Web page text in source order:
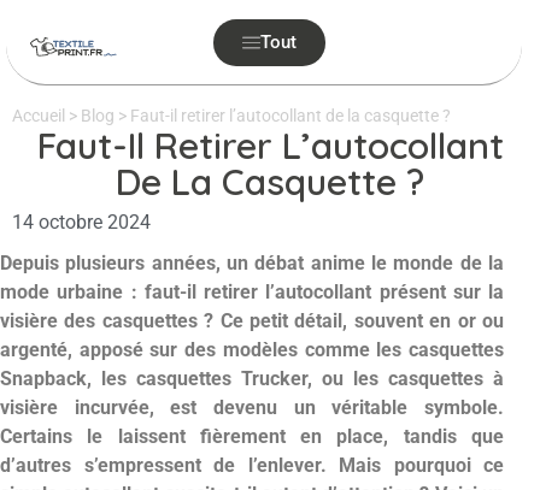
Tout
Accueil > Blog > Faut-il retirer l’autocollant de la casquette ?
Faut-Il Retirer L’autocollant
De La Casquette ?
14 octobre 2024
Depuis plusieurs années, un débat anime le monde de la
mode urbaine : faut-il retirer l’autocollant présent sur la
visière des casquettes ? Ce petit détail, souvent en or ou
argenté, apposé sur des modèles comme les casquettes
Snapback, les casquettes Trucker, ou les casquettes à
visière incurvée, est devenu un véritable symbole.
Certains le laissent fièrement en place, tandis que
d’autres s’empressent de l’enlever. Mais pourquoi ce